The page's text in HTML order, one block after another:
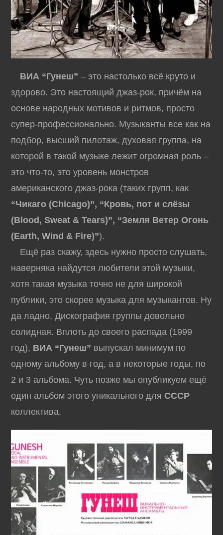
ВИА “Гунеш” – это настолько всё круто и
здорово. Это настоящий джаз-рок, причём на
основе народных мотивов и ритмов, просто
супер-профессионально. Музыканты все как на
подбор, высший пилотаж, духовая группа, на
которой в такой музыке лежит огромная роль –
это что-то, это уровень монстров
американского джаз-рока (таких групп, как
“Чикаго (Chicago)”, “Кровь, пот и слёзы
(Blood, Sweat & Tears)”, “Земля Ветер Огонь
(Earth, Wind & Fire)”).
Ещё раз скажу, здесь нужно просто слушать,
наверняка найдутся любители этой музыки,
хотя такая музыка точно не для широкой
публики, это скорее музыка для музыкантов. Ну
да ладно. Дискография группы довольно
солидная. Вплоть до своего распада (1999
год), ВИА “Гунеш” выпускал минимум по
одному альбому в год, а в некоторые годы, по
2 и 3 альбома. Чуть позже мы опубликуем ещё
один альбом этого уникального дляСССР
коллектива.